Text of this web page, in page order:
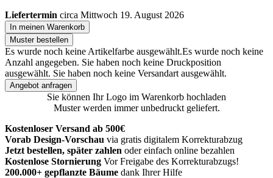
Liefertermin circa Mittwoch 19. August 2026
In meinen Warenkorb
Muster bestellen
Es wurde noch keine Artikelfarbe ausgewählt.Es wurde noch keine
Anzahl angegeben. Sie haben noch keine Druckposition
ausgewählt. Sie haben noch keine Versandart ausgewählt.
Angebot anfragen
Sie können Ihr Logo im Warenkorb hochladen
Muster werden immer unbedruckt geliefert.
Kostenloser Versand ab 500€
Vorab Design-Vorschau via gratis digitalem Korrekturabzug
Jetzt bestellen, später zahlen oder einfach online bezahlen
Kostenlose Stornierung Vor Freigabe des Korrekturabzugs!
200.000+ gepflanzte Bäume dank Ihrer Hilfe